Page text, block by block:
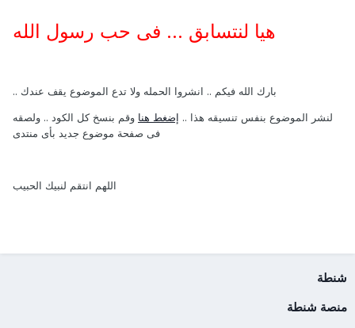
هيا لنتسابق ... فى حب رسول الله
بارك الله فيكم .. انشروا الحمله ولا تدع الموضوع يقف عندك ..
لنشر الموضوع بنفس تنسيقه هذا .. إضغط هناوقم بنسخ كل الكود .. ولصقه
فى صفحة موضوع جديد بأى منتدى
اللهم انتقم لنبيك الحبيب
شنطة
منصة شنطة